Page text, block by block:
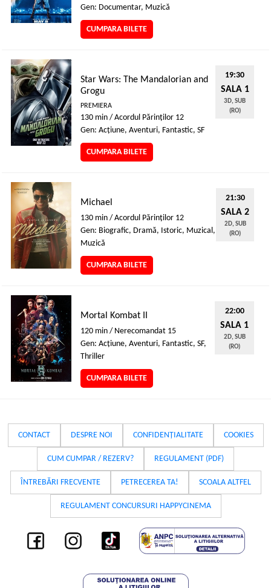
Gen: Documentar, Muzică
CUMPARA BILETE
Star Wars: The Mandalorian and
Grogu
PREMIERA
130 min / Acordul Părinţilor 12
Gen: Acţiune, Aventuri, Fantastic, SF
CUMPARA BILETE
19:30
SALA 1
3D, SUB
(RO)
Michael
130 min / Acordul Părinţilor 12
Gen: Biografic, Dramă, Istoric, Muzical,
Muzică
CUMPARA BILETE
21:30
SALA 2
2D, SUB
(RO)
Mortal Kombat II
120 min / Nerecomandat 15
Gen: Acţiune, Aventuri, Fantastic, SF,
Thriller
CUMPARA BILETE
22:00
SALA 1
2D, SUB
(RO)
CONTACT DESPRE NOI CONFIDENȚIALITATE COOKIES
CUM CUMPAR / REZERV? REGULAMENT (PDF)
ÎNTREBĂRI FRECVENTE PETRECEREA TA! SCOALA ALTFEL
REGULAMENT CONCURSURI HAPPYCINEMA